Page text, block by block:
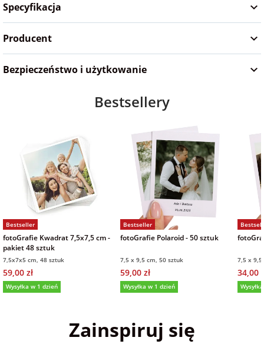
Specyfikacja
Producent
Bezpieczeństwo i użytkowanie
Bestsellery
Bestseller
fotoGrafie Kwadrat 7,5x7,5 cm -
pakiet 48 sztuk
7,5x7x5 cm, 48 sztuk
59,00 zł
Wysyłka w 1 dzień
Bestseller
fotoGrafie Polaroid - 50 sztuk
7,5 x 9,5 cm, 50 sztuk
59,00 zł
Wysyłka w 1 dzień
7,5 x
34,00
Zainspiruj się